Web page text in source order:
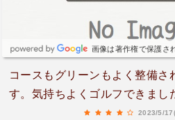
画像は著作権で保護さ
コースもグリーンもよく整備さ
す。気持ちよくゴルフできまし
2023/5/